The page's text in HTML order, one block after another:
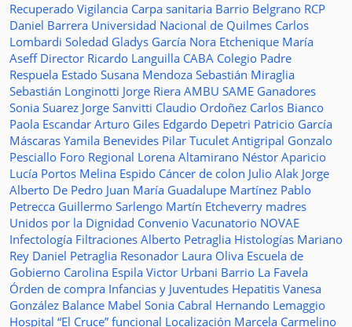
Recuperado Vigilancia Carpa sanitaria Barrio Belgrano RCP
Daniel Barrera Universidad Nacional de Quilmes Carlos
Lombardi Soledad Gladys García Nora Etchenique María
Aseff Director Ricardo Languilla CABA Colegio Padre
Respuela Estado Susana Mendoza Sebastián Miraglia
Sebastián Longinotti Jorge Riera AMBU SAME Ganadores
Sonia Suarez Jorge Sanvitti Claudio Ordoñez Carlos Bianco
Paola Escandar Arturo Giles Edgardo Depetri Patricio García
Máscaras Yamila Benevides Pilar Tuculet Antigripal Gonzalo
Pesciallo Foro Regional Lorena Altamirano Néstor Aparicio
Lucía Portos Melina Espido Cáncer de colon Julio Alak Jorge
Alberto De Pedro Juan María Guadalupe Martínez Pablo
Petrecca Guillermo Sarlengo Martín Etcheverry madres
Unidos por la Dignidad Convenio Vacunatorio NOVAE
Infectología Filtraciones Alberto Petraglia Histologías Mariano
Rey Daniel Petraglia Resonador Laura Oliva Escuela de
Gobierno Carolina Espila Victor Urbani Barrio La Favela
Órden de compra Infancias y Juventudes Hepatitis Vanesa
González Balance Mabel Sonia Cabral Hernando Lemaggio
Hospital “El Cruce” funcional Localización Marcela Carmelino